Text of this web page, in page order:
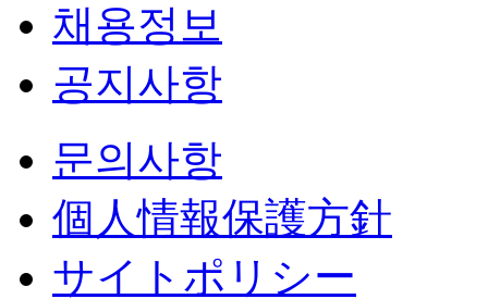
채용정보
공지사항
문의사항
個人情報保護方針
サイトポリシー